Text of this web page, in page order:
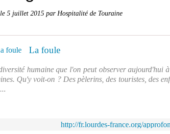
5 juillet 2015 par Hospitalité de Touraine
La foule
humaine que l'on peut observer aujourd'hui
Qu'y voit-on ? Des pèlerins, des touristes, des
http://fr.lourdes-france.org/